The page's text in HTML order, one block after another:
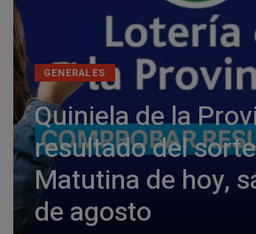
GENERALES
Quiniela de la
resultado del
Matutina de hoy,
de agosto